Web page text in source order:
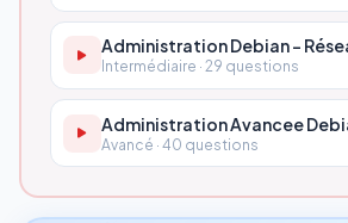
Administration Debian -
Intermédiaire · 29 questions
Avancé · 40 questions